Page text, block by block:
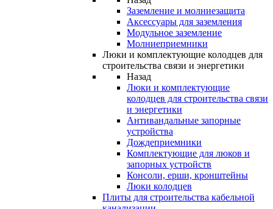
Заземление и молниезащита
Аксессуары для заземления
Модульное заземление
Молниеприемники
Люки и комплектующие колодцев для
строительства связи и энергетики
Назад
Люки и комплектующие
колодцев для строительства связи
и энергетики
Антивандальные запорные
устройства
Дождеприемники
Комплектующие для люков и
запорных устройств
Консоли, ерши, кронштейны
Люки колодцев
Плиты для строительства кабельной